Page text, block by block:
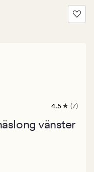
7
med
4.5 (7)
vänster